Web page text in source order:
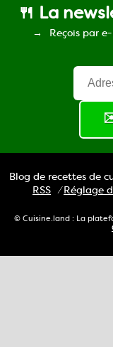
🍴 La
Reçois par
Blog de recettes de
RSS ⁄Réglage
© Cuisine.land : La